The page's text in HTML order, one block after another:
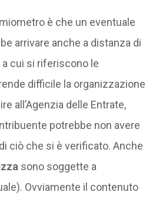
è che un eventuale
arrivare anche a distanza di
cui si riferiscono le
difficile la organizzazione
all’Agenzia delle Entrate,
potrebbe non avere
ciò che si è verificato. Anche
sono soggette a
Ovviamente il contenuto